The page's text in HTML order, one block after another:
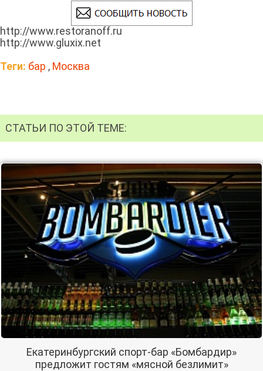
http://www.restoranoff.ru
http://www.gluxix.net
Теги: бар , Москва
СТАТЬИ ПО ЭТОЙ ТЕМЕ:
Екатеринбургский спорт-бар «Бомбардир»
предложит гостям «мясной безлимит»